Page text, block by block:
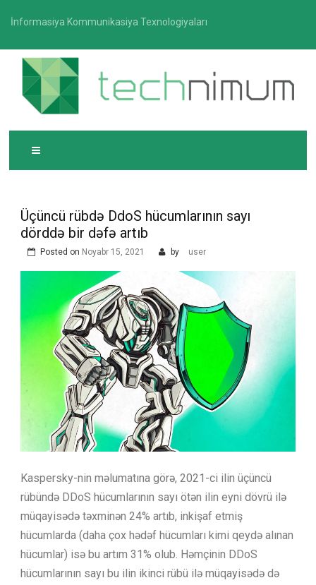
İnformasiya Kommunikasiya Texnologiyaları
TECHNIMUM
İnformasiya-kommunikasiya texnologiyaları üzrə
media platforması
Üçüncü rübdə DdoS hücumlarının sayı
dörddə bir dəfə artıb
Posted on Noyabr 15, 2021 by user
Kaspersky-nin məlumatına görə, 2021-ci ilin üçüncü
rübündə DDoS hücumlarının sayı ötən ilin eyni dövrü ilə
müqayisədə təxminən 24% artıb, inkişaf etmiş
hücumlarda (daha çox hədəf hücumları kimi qeydə alınan
hücumlar) isə bu artım 31% olub. Həmçinin DDoS
hücumlarının sayı bu ilin ikinci rübü ilə müqayisədə də